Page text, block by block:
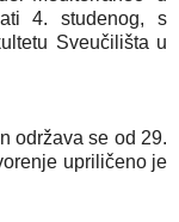
4. studenog, s
Sveučilišta u
održava se od 29.
upriličeno je